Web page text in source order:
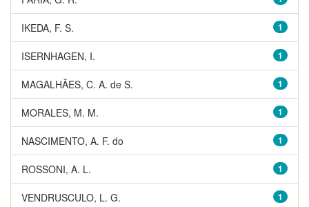
1
IKEDA, F. S.
1
ISERNHAGEN, I.
1
MAGALHÃES, C. A. de S.
1
MORALES, M. M.
1
NASCIMENTO, A. F. do
1
ROSSONI, A. L.
1
VENDRUSCULO, L. G.